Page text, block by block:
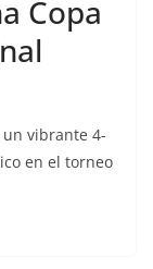
Copa
vibrante 4-
en el torneo